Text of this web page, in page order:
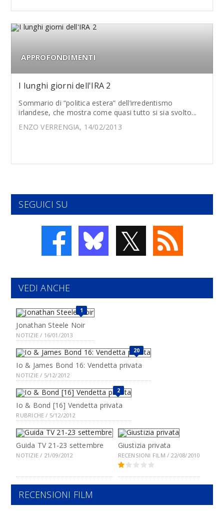
APPROFONDIMENTI
I lunghi giorni dell'IRA 2
Sommario di “politica estera” dell’irredentismo
irlandese, che mostra come quasi tutto si sia svolto...
ENZO VERRENGIA, 14/02/2013
SEGUICI SU
𝕏
VEDI ANCHE
1
Jonathan Steele Noir
NOTIZIE / 16/01/2013
20
Io & James Bond 16: Vendetta privata
NOTIZIE / 5/12/2012
2
Io & Bond [16] Vendetta privata
RUBRICHE / 5/12/2012
Guida TV 21-23 settembre
NOTIZIE / 21/09/2012
Giustizia privata
RECENSIONI FILM / 22/08/2010
RECENSIONI FILM